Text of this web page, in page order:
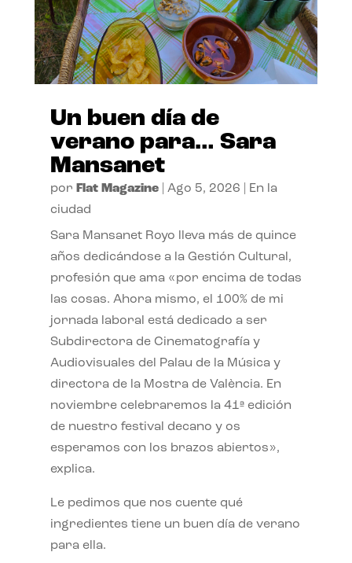
Un buen día de
verano para… Sara
Mansanet
por Flat Magazine| Ago 5, 2026
En la
ciudad
Sara Mansanet Royo lleva más de quince
años dedicándose a la Gestión Cultural,
profesión que ama «por encima de todas
las cosas. Ahora mismo, el 100% de mi
jornada laboral está dedicado a ser
Subdirectora de Cinematografía y
Audiovisuales del Palau de la Música y
directora de la Mostra de València. En
noviembre celebraremos la 41ª edición
de nuestro festival decano y os
esperamos con los brazos abiertos»,
explica.
Le pedimos que nos cuente qué
ingredientes tiene un buen día de verano
para ella.